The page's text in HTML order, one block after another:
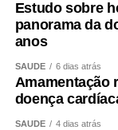
Estudo sobre
panorama da
anos
SAÚDE 6 dias atrás
Amamentação
doença
SAÚDE 4 dias atrás